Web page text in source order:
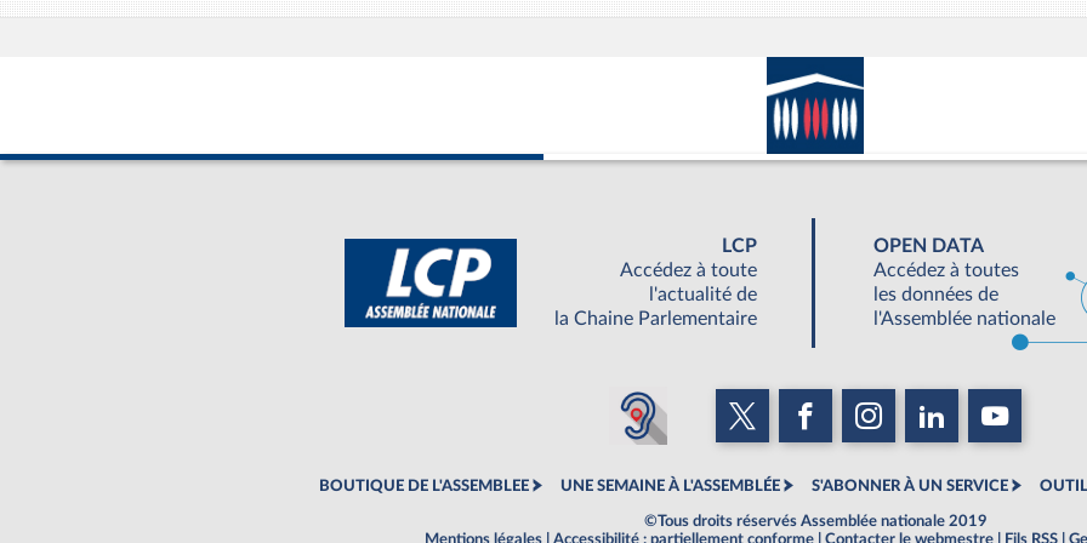
LCP
Accédez à toute
l'actualité de
la Chaine Parlementaire
OPEN DATA
Accédez à toutes
les données de
l'Assemblée nationale
BOUTIQUE DE L'ASSEMBLEE UNE SEMAINE À L'ASSEMBLÉE S'ABONNER À UN SERVICE
©Tous droits réservés Assemblée nationale 2019
Mentions légales
Accessibilité : partiellement conforme Contacter le webmestre Fils RSS